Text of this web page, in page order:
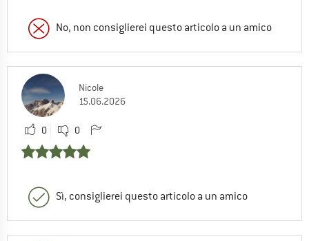
No, non consiglierei questo articolo a un amico
Nicole
15.06.2026
0 0
Sì, consiglierei questo articolo a un amico